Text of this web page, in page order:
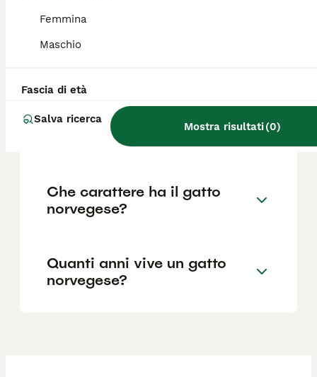
Femmina
Maschio
Fascia di età
Salva ricerca
Mostra risultati(0)
Qual è il gatto norvegese più
Quali sono i difetti del gatto
norvegese delle foreste?
Che carattere ha il gatto
norvegese?
Quanti anni vive un gatto
norvegese?